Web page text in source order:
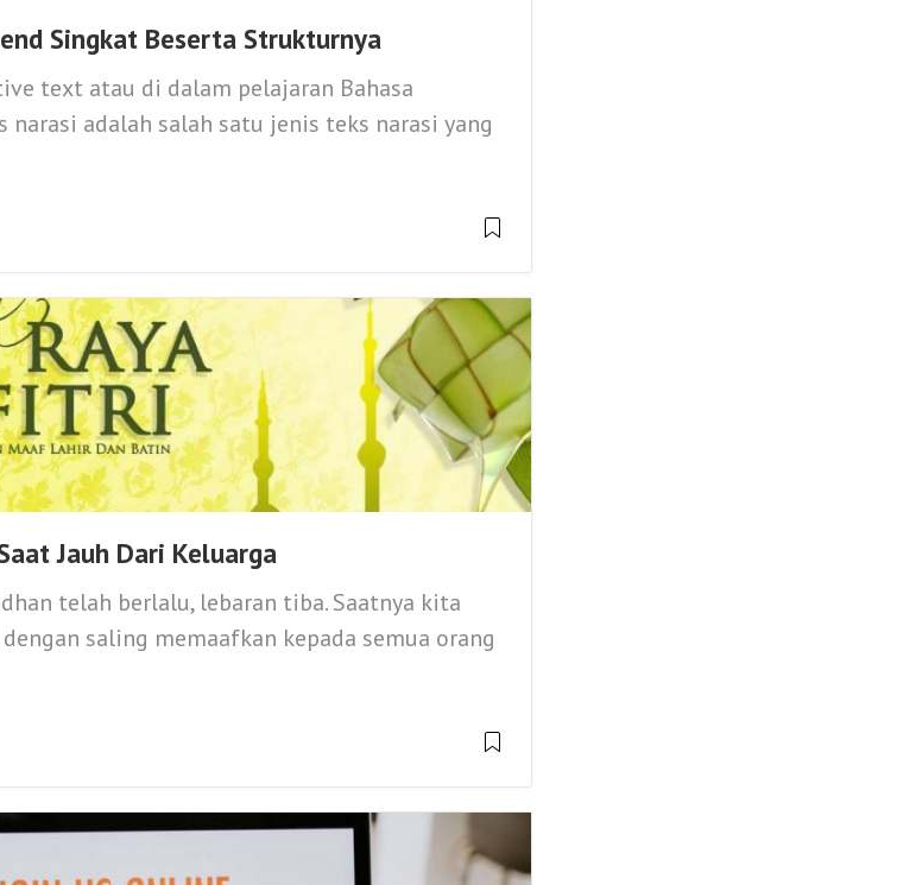
Singkat Beserta Strukturnya
text atau di dalam pelajaran Bahasa
narasi adalah salah satu jenis teks narasi yang
Jauh Dari Keluarga
telah berlalu, lebaran tiba. Saatnya kita
saling memaafkan kepada semua orang